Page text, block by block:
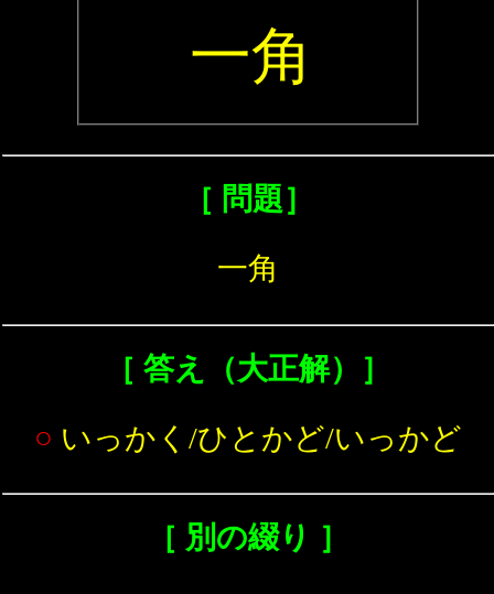
一角
［ 問題］
一角
［ 答え（大正解）］
○ いっかく/ひとかど/いっかど
［ 別の綴り ］